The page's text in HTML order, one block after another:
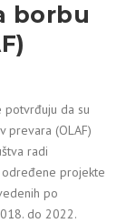
borbu
potvrđuju da su
prevara (OLAF)
radi
određene projekte
po
do 2022.